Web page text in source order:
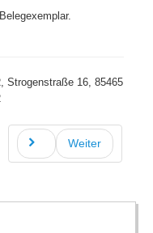
Strogenstraße 16, 85465
Weiter